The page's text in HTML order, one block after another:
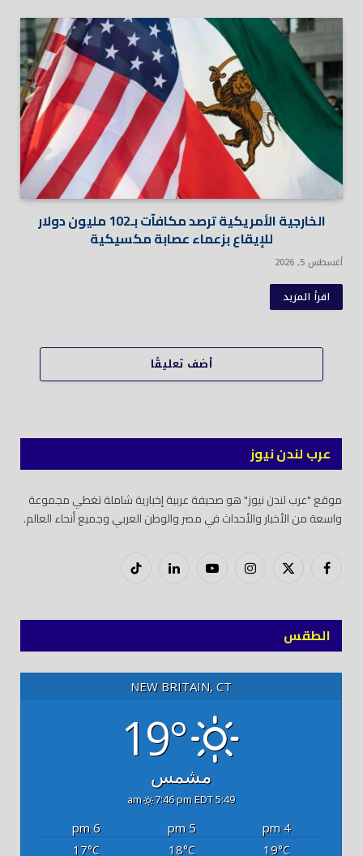
الخارجية الأمريكية ترصد مكافآت بـ102 مليون دولار
للإيقاع بزعماء عصابة مكسيكية
أغسطس 5, 2026
اقرأ المزيد
أضف تعليقًا
عرب لندن نيوز
موقع "عرب لندن نيوز" هو صحيفة عربية إخبارية شاملة تغطي مجموعة
واسعة من الأخبار والأحداث في مصر والوطن العربي وجميع أنحاء العالم.
فيسبوكX
إنستغراميوتيوب لينكدود
تيك
الطقس
NEW BRITAIN, CT
19°
مشمس
5:49 am
7:46 pm EDT
4 pm
5 pm
6 pm
19°C
18°C
17°C